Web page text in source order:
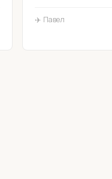
✈️ Павел